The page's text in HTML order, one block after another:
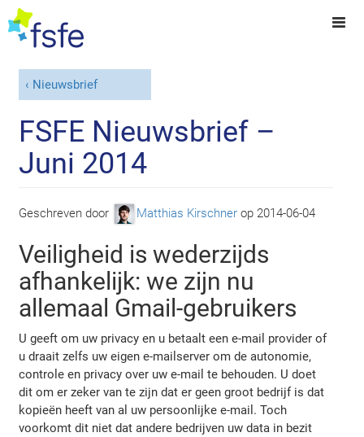
Nieuwsbrief
FSFE Nieuwsbrief –
Juni 2014
Geschreven door Matthias Kirschner op 2014-06-04
Veiligheid is wederzijds
afhankelijk: we zijn nu
allemaal Gmail-gebruikers
U geeft om uw privacy en u betaalt een e-mail provider of
u draait zelfs uw eigen e-mailserver om de autonomie,
controle en privacy over uw e-mail te behouden. U doet
dit om er zeker van te zijn dat er geen groot bedrijf is dat
kopieën heeft van al uw persoonlijke e-mail. Toch
voorkomt dit niet dat andere bedrijven uw data in bezit